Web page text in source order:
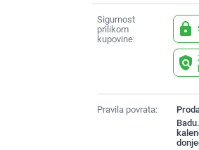
Sigurnost
prilikom
kupovine:
lock
policy
Pravila povrata: